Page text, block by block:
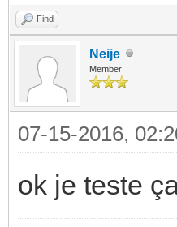
Find
Neije
Member
07-15-2016,
ok je teste